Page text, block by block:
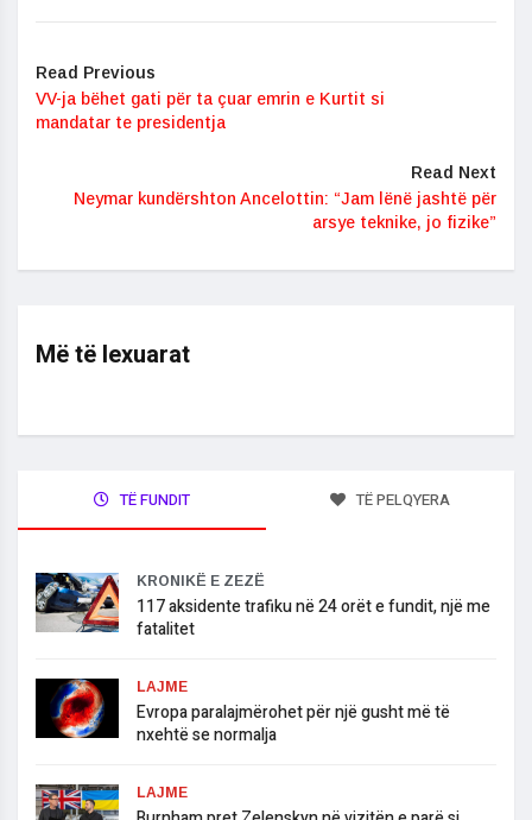
Read Previous
VV-ja bëhet gati për ta çuar emrin e Kurtit si
mandatar te presidentja
Read Next
Neymar kundërshton Ancelottin: “Jam lënë jashtë për
arsye teknike, jo fizike”
Më të lexuarat
TË FUNDIT TË PELQYERA
KRONIKË E ZEZË
117 aksidente trafiku në 24 orët e fundit, një me
fatalitet
LAJME
Evropa paralajmërohet për një gusht më të
nxehtë se normalja
LAJME